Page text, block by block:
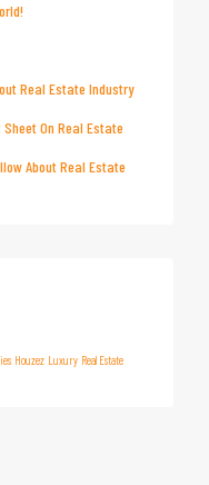
Real Estate Industry
On Real Estate
About Real Estate
Houzez Luxury Real Estate